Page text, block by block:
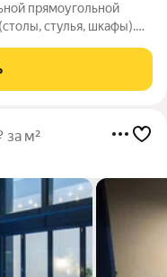
прямоугольной
стулья, шкафы).
Рокоссовского.
за м²